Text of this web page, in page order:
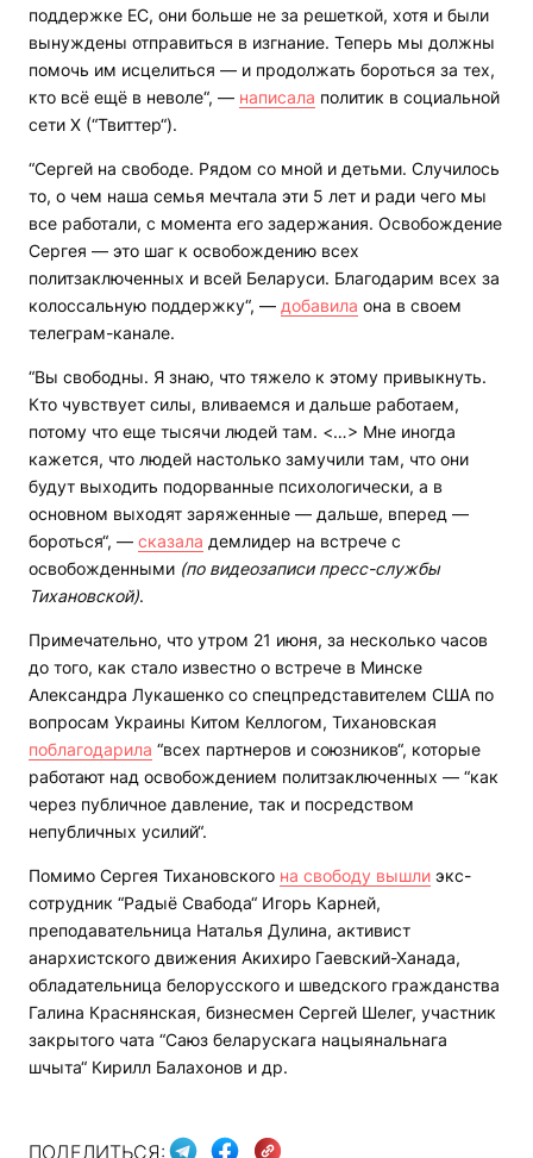
поддержке ЕС, они больше не за решеткой, хотя и были
вынуждены отправиться в изгнание. Теперь мы должны
помочь им исцелиться — и продолжать бороться за тех,
кто всё ещё в неволе“, — написала политик в социальной
сети Х (“Твиттер“).
“Сергей на свободе. Рядом со мной и детьми. Случилось
то, о чем наша семья мечтала эти 5 лет и ради чего мы
все работали, с момента его задержания. Освобождение
Сергея — это шаг к освобождению всех
политзаключенных и всей Беларуси. Благодарим всех за
колоссальную поддержку“, — добавила она в своем
телеграм-канале.
“Вы свободны. Я знаю, что тяжело к этому привыкнуть.
Кто чувствует силы, вливаемся и дальше работаем,
потому что еще тысячи людей там. <…> Мне иногда
кажется, что людей настолько замучили там, что они
будут выходить подорванные психологически, а в
основном выходят заряженные — дальше, вперед —
бороться“, — сказала демлидер на встрече с
освобожденными (по видеозаписи пресс-службы
Тихановской).
Примечательно, что утром 21 июня, за несколько часов
до того, как стало известно о встрече в Минске
Александра Лукашенко со спецпредставителем США по
вопросам Украины Китом Келлогом, Тихановская
поблагодарила “всех партнеров и союзников“, которые
работают над освобождением политзаключенных — “как
через публичное давление, так и посредством
непубличных усилий“.
Помимо Сергея Тихановского на свободу вышли экс-
сотрудник “Радыё Свабода“ Игорь Карней,
преподавательница Наталья Дулина, активист
анархистского движения Акихиро Гаевский-Ханада,
обладательница белорусского и шведского гражданства
Галина Краснянская, бизнесмен Сергей Шелег, участник
закрытого чата “Саюз беларускага нацыянальнага
шчыта“ Кирилл Балахонов и др.
ПОДЕЛИТЬСЯ: